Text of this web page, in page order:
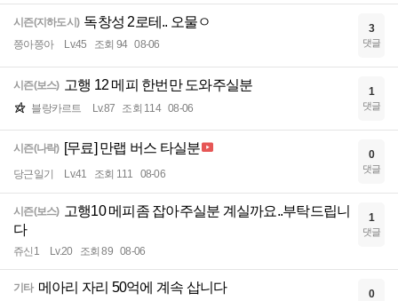
시즌(지하도시) 독창성 2로테.. 오물ㅇ
쯩아쯩아 Lv.45 조회 94 08-06
3
댓글
시즌(보스) 고행 12 메피 한번만 도와주실분
블랑카르트 Lv.87 조회 114 08-06
1
댓글
시즌(나락) [무료] 만랩 버스 타실분
당근일기 Lv.41 조회 111 08-06
0
댓글
시즌(보스) 고행10 메피좀 잡아주실분 계실까요..부탁드립니
다
쥬신1 Lv.20 조회 89 08-06
1
댓글
기타 메아리 자리 50억에 계속 삽니다 0